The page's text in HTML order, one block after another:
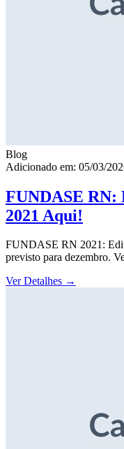
Blog
Adicionado em: 05/03/
FUNDASE RN:
2021 Aqui!
FUNDASE RN 2021:
previsto para dezembro.
Ver Detalhes →